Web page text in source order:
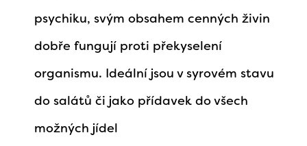
psychiku, svým obsahem cenných živin
dobře fungují proti překyselení
organismu. Ideální jsou v syrovém stavu
do salátů či jako přídavek do všech
možných jídel